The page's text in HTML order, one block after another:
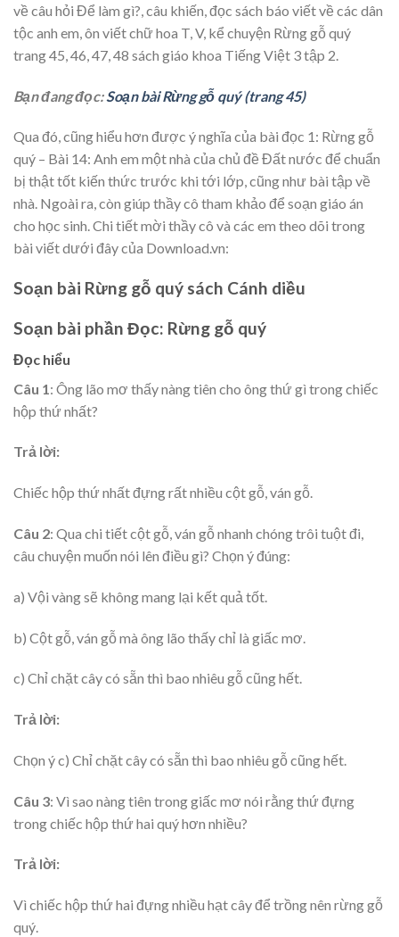
về câu hỏi Để làm gì?, câu khiến, đọc sách báo viết về các dân
tộc anh em, ôn viết chữ hoa T, V, kể chuyện Rừng gỗ quý
trang 45, 46, 47, 48 sách giáo khoa Tiếng Việt 3 tập 2.
Bạn đang đọc:Soạn bài Rừng gỗ quý (trang 45)
Qua đó, cũng hiểu hơn được ý nghĩa của bài đọc 1: Rừng gỗ
quý – Bài 14: Anh em một nhà của chủ đề Đất nước để chuẩn
bị thật tốt kiến thức trước khi tới lớp, cũng như bài tập về
nhà. Ngoài ra, còn giúp thầy cô tham khảo để soạn giáo án
cho học sinh. Chi tiết mời thầy cô và các em theo dõi trong
bài viết dưới đây của Download.vn:
Soạn bài Rừng gỗ quý sách Cánh diều
Soạn bài phần Đọc: Rừng gỗ quý
Đọc hiểu
Câu 1 : Ông lão mơ thấy nàng tiên cho ông thứ gì trong chiếc
hộp thứ nhất?
Trả lời:
Chiếc hộp thứ nhất đựng rất nhiều cột gỗ, ván gỗ.
Câu 2: Qua chi tiết cột gỗ, ván gỗ nhanh chóng trôi tuột đi,
câu chuyện muốn nói lên điều gì? Chọn ý đúng:
a) Vội vàng sẽ không mang lại kết quả tốt.
b) Cột gỗ, ván gỗ mà ông lão thấy chỉ là giấc mơ.
c) Chỉ chặt cây có sẵn thì bao nhiêu gỗ cũng hết.
Trả lời:
Chọn ý c) Chỉ chặt cây có sẵn thì bao nhiêu gỗ cũng hết.
Câu 3: Vì sao nàng tiên trong giấc mơ nói rằng thứ đựng
trong chiếc hộp thứ hai quý hơn nhiều?
Trả lời:
Vì chiếc hộp thứ hai đựng nhiều hạt cây để trồng nên rừng gỗ
quý.